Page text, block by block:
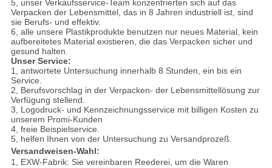
5, unser Verkaufsservice-Team konzentrierten sich auf das
Verpacken der Lebensmittel, das in 8 Jahren industriell ist, sind
sie Berufs- und effektiv.
6, alle unsere Plastikprodukte benutzen nur neues Material, kein
aufbereitetes Material existieren, die das Verpacken sicher und
gesund halten.
Unser Service:
1, antwortete Untersuchung innerhalb 8 Stunden, ein bis ein
Service.
2, Berufsvorschlag in der Verpacken- der Lebensmittellösung zur
Verfügung stellend.
3, Logodruck- und Kennzeichnungsservice mit billigen Kosten zu
unserem Promi-Kunden
4, freie Beispielservice.
5, helfen Ihnen von der Untersuchung zu Versandprozeß.
Versandweisen-Wahl:
1, EXW-Fabrik: Sie vereinbaren Reederei, um die Waren